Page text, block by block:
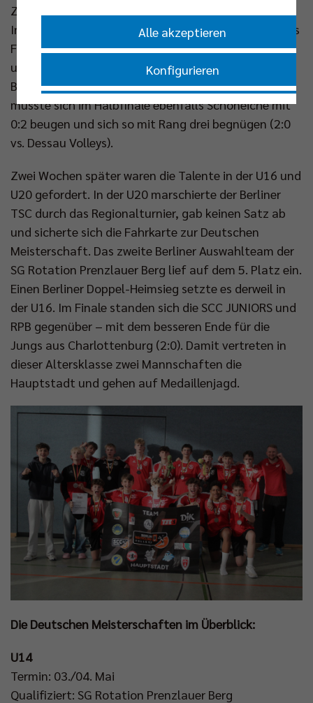
Zweitplatzierter auch ein DM-Ticket sichern konnte.
In der U18 schafften die SCC JUNIORS den Sprung ins
Finale, wo man zwar 0:2 der TSGL Schöneiche
unterlegen war, aber damit trotzdem zum
Bundeswettkampf fährt. Die Auswahl von RPB
musste sich im Halbfinale ebenfalls Schöneiche mit
0:2 beugen und sich so mit Rang drei begnügen (2:0
vs. Dessau Volleys).
Zwei Wochen später waren die Talente in der U16 und
U20 gefordert. In der U20 marschierte der Berliner
TSC durch das Regionalturnier, gab keinen Satz ab
und sicherte sich die Fahrkarte zur Deutschen
Meisterschaft. Das zweite Berliner Auswahlteam der
SG Rotation Prenzlauer Berg lief auf dem 5. Platz ein.
Einen Berliner Doppel-Heimsieg setzte es derweil in
der U16. Im Finale standen sich die SCC JUNIORS und
RPB gegenüber – mit dem besseren Ende für die
Jungs aus Charlottenburg (2:0). Damit vertreten in
dieser Altersklasse zwei Mannschaften die
Hauptstadt und gehen auf Medaillenjagd.
Die Deutschen Meisterschaften im Überblick:
U14
Termin: 03./04. Mai
Qualifiziert: SG Rotation Prenzlauer Berg
Alle akzeptieren
Konfigurieren
Nur essenzielle Cookies akzeptieren
Impressum